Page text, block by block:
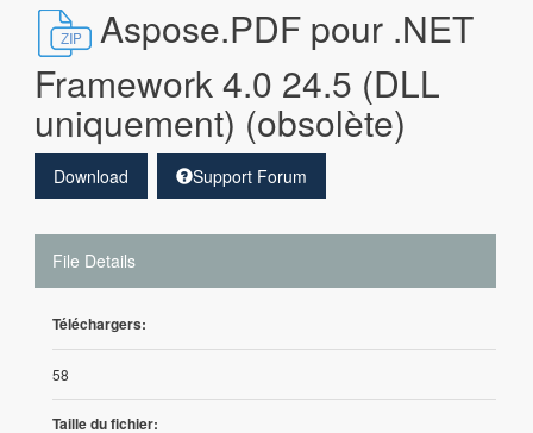
Aspose.PDF pour .NET
Framework 4.0 24.5 (DLL
uniquement) (obsolète)
Download Support Forum
File Details
Téléchargers:
58
Taille du fichier: